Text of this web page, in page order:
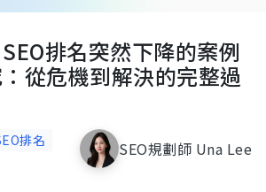
排名突然下降的案例
從危機到解決的完整過
排名 SEO規劃師 Una Lee